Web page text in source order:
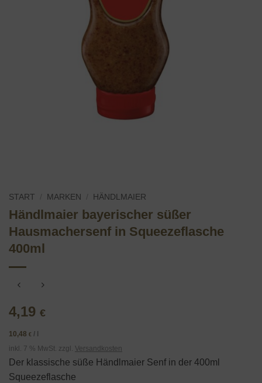
START MARKEN HÄNDLMAIER
Händlmaier bayerischer süßer
Hausmachersenf in Squeezeflasche
400ml
4,19 €
10,48 € /
inkl. 7 % MwSt. zzgl. Versandkosten
Der klassische süße Händlmaier Senf in der 400ml
Squeezeflasche